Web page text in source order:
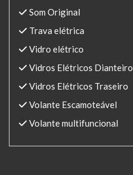
Som Original
Trava elétrica
Vidro elétrico
Vidros Elétricos Dianteiro
Vidros Elétricos Traseiro
Volante Escamoteável
Volante multifuncional